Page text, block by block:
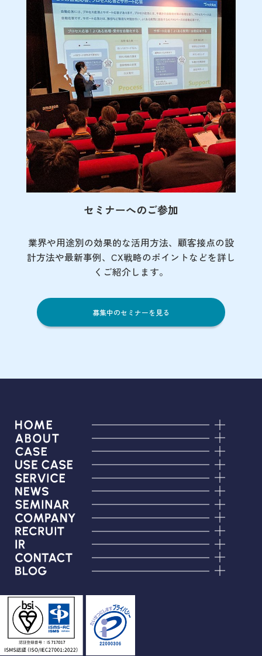
セミナーへのご参加
業界や用途別の効果的な活用方法、顧客接点の設
計方法や最新事例、CX戦略のポイントなどを詳し
くご紹介します。
募集中のセミナーを見る